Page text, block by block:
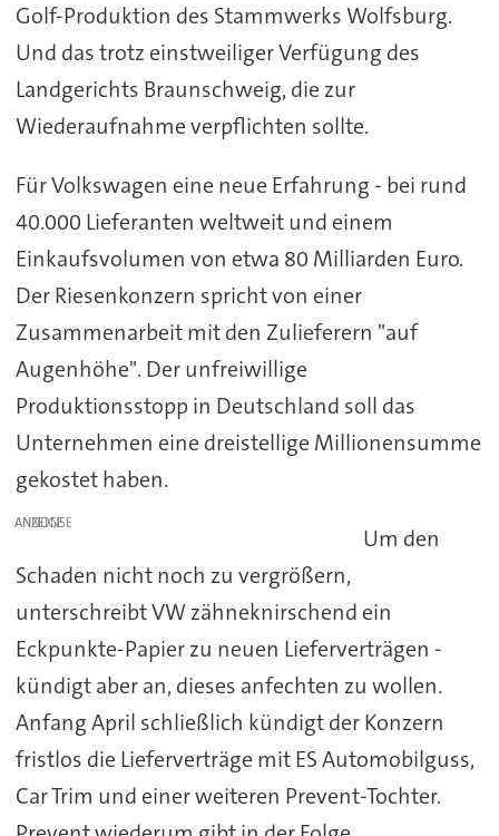
Golf-Produktion des Stammwerks Wolfsburg.
Und das trotz einstweiliger Verfügung des
Landgerichts Braunschweig, die zur
Wiederaufnahme verpflichten sollte.
Für Volkswagen eine neue Erfahrung - bei rund
40.000 Lieferanten weltweit und einem
Einkaufsvolumen von etwa 80 Milliarden Euro.
Der Riesenkonzern spricht von einer
Zusammenarbeit mit den Zulieferern "auf
Augenhöhe". Der unfreiwillige
Produktionsstopp in Deutschland soll das
Unternehmen eine dreistellige Millionensumme
gekostet haben.
ANZEIGE
Um den
Schaden nicht noch zu vergrößern,
unterschreibt VW zähneknirschend ein
Eckpunkte-Papier zu neuen Lieferverträgen -
kündigt aber an, dieses anfechten zu wollen.
Anfang April schließlich kündigt der Konzern
fristlos die Lieferverträge mit ES Automobilguss,
Car Trim und einer weiteren Prevent-Tochter.